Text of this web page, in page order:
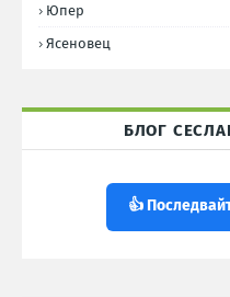
Юпер
Ясеновец
БЛОГ
👍